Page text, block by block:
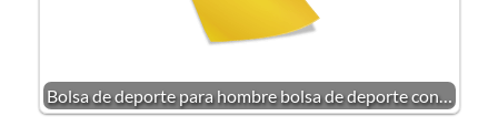
Bolsa de deporte para hombre bolsa de deporte con…